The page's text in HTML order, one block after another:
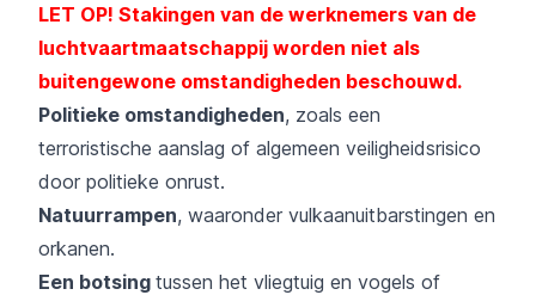
LET OP! Stakingen van de werknemers van de
luchtvaartmaatschappij worden niet als
buitengewone omstandigheden beschouwd.
Politieke omstandigheden, zoals een
terroristische aanslag of algemeen veiligheidsrisico
door politieke onrust.
Natuurrampen, waaronder vulkaanuitbarstingen en
orkanen.
Een botsing tussen het vliegtuig en vogels of